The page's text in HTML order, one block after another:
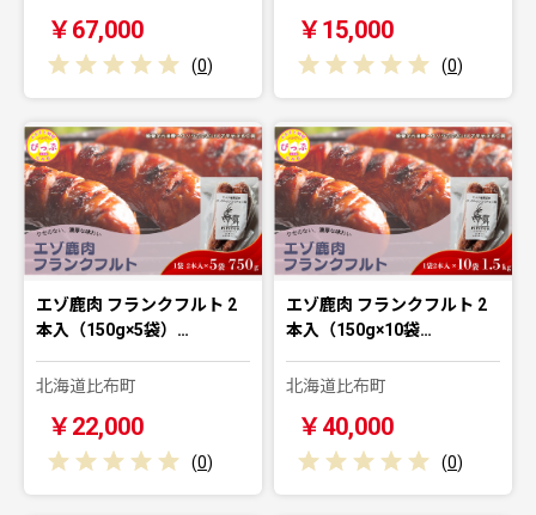
￥67,000
(0)
￥15,000
(0)
エゾ鹿肉 フランクフルト 2
本入（150g×5袋）…
北海道比布町
￥22,000
(0)
エゾ鹿肉 フランクフルト 2
本入（150g×10袋…
北海道比布町
￥40,000
(0)